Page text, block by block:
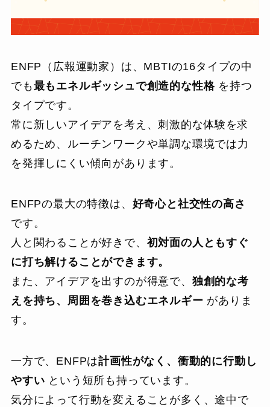
ENFP（広報運動家）は、MBTIの16タイプの中
でも最もエネルギッシュで創造的な性格を持つ
タイプです。
常に新しいアイデアを考え、刺激的な体験を求
めるため、ルーチンワークや単調な環境では力
を発揮しにくい傾向があります。
ENFPの最大の特徴は、 好奇心と社交性の高さ
です。
人と関わることが好きで、 初対面の人ともすぐ
に打ち解けることができます。
また、アイデアを出すのが得意で、 独創的な考
えを持ち、周囲を巻き込むエネルギー がありま
す。
一方で、ENFPは計画性がなく、衝動的に行動し
やすい という短所も持っています。
気分によって行動を変えることが多く、途中で